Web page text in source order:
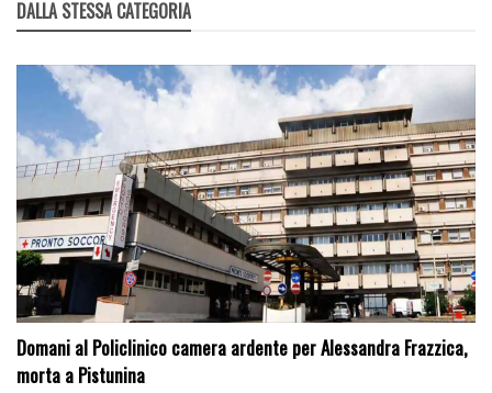
DALLA STESSA CATEGORIA
Domani al Policlinico camera ardente per Alessandra Frazzica,
morta a Pistunina